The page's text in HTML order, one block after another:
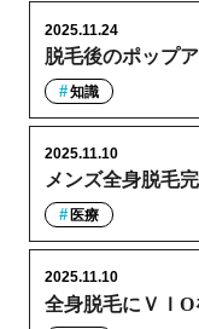
脱毛後のポップ
2025.11.24
知識
メンズ全身脱毛
2025.11.10
医療
全身脱毛にＶＩО
2025.11.10